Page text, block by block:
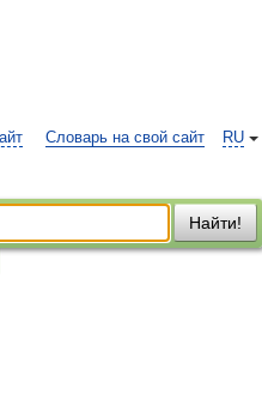
RU
Словарь на свой сайт
Найти!